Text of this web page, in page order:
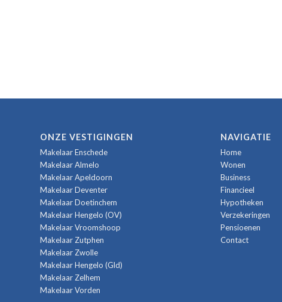
ONZE VESTIGINGEN
Makelaar Enschede
Makelaar Almelo
Makelaar Apeldoorn
Makelaar Deventer
Makelaar Doetinchem
Makelaar Hengelo (OV)
Makelaar Vroomshoop
Makelaar Zutphen
Makelaar Zwolle
Makelaar Hengelo (Gld)
Makelaar Zelhem
Makelaar Vorden
NAVIGATIE
Home
Wonen
Business
Financieel
Hypotheken
Verzekeringen
Pensioenen
Contact